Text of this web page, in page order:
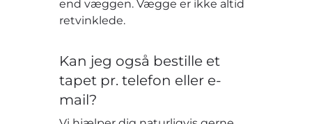
end væggen. Vægge er ikke altid
retvinklede.
Kan jeg også bestille et
tapet pr. telefon eller e-
mail?